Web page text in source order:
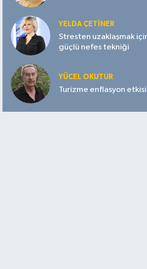
YELDA ÇETİNER
Stresten uzaklaşmak
güçlü nefes tekniği
YÜCEL OKUTUR
Turizme enflasyon etkisi